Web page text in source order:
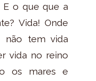
E o que que a
Vida! Onde
não tem vida
vida no reino
os mares e